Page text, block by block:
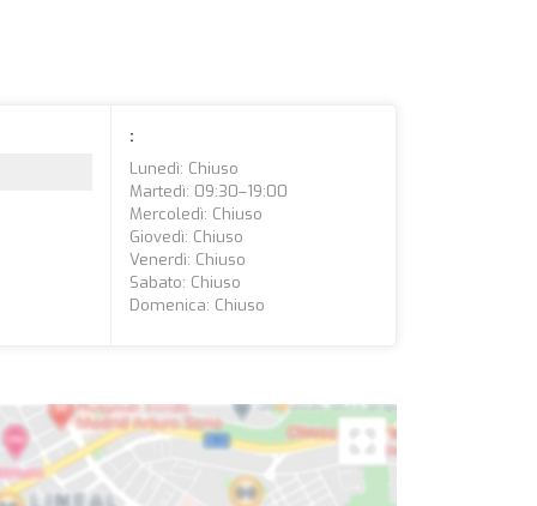
:
Lunedì: Chiuso
Martedì: 09:30–19:00
Mercoledì: Chiuso
Giovedì: Chiuso
Venerdì: Chiuso
Sabato: Chiuso
Domenica: Chiuso